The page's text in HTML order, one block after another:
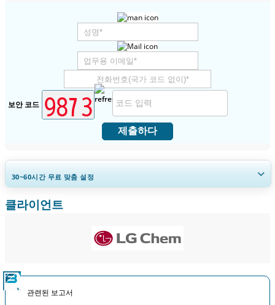
보안 코드
제출하다
30~60시간무료 맞춤 설정
지역 및 국가 범위 확장, 세그먼트 분석, 기업 프로필, 경쟁 벤치마킹, 및 최
지금 맞춤 설정
클라이언트
관련된 보고서